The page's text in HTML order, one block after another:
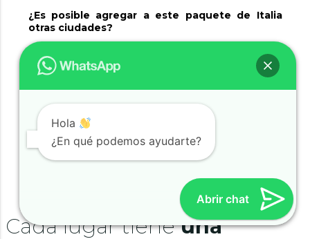
¿Es posible agregar a este paquete de Italia
otras ciudades?
Sí, por supuesto. En
para que puedas combinar este destino con otros
países comoEspaña
Travel
Wisenos encargamos de la planificación para que
Cada lugar tieneuna
Hola
¿En qué podemos ayudarte?
Abrir chat